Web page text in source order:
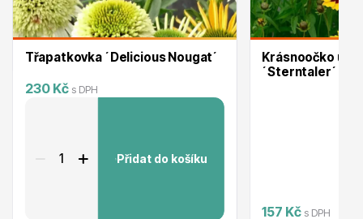
Okrasné trávy
Třapatkovka ´Delicious Nougat´
230 Kč s DPH
Přidat do košíku
Krásnoočko
´Sterntaler´
157 Kč s DPH